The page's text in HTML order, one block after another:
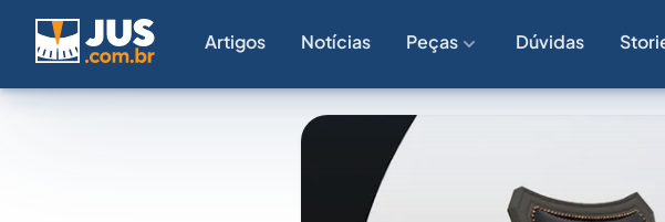
Artigos Notícias Peças Dúvidas